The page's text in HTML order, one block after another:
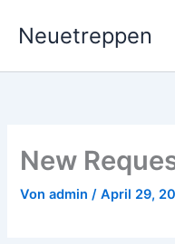
InhaltNeuetreppen
New
Vonadmin/April 29,